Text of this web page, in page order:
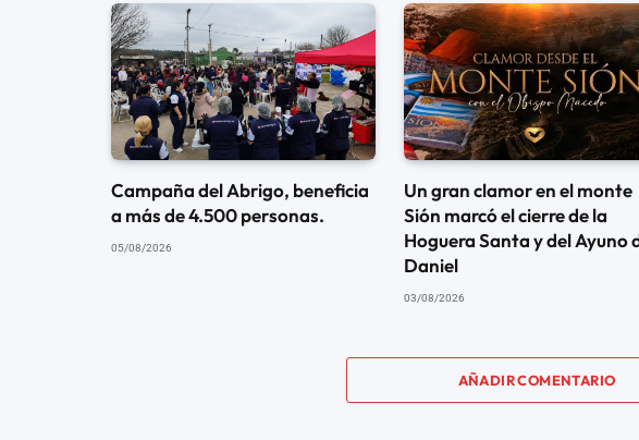
Campaña del Abrigo, beneficia
a más de 4.500 personas.
05/08/2026
Un gran clamor en el monte
Sión marcó el cierre de la
Hoguera Santa y del Ayuno
Daniel
03/08/2026
AÑADIR COMENTARIO